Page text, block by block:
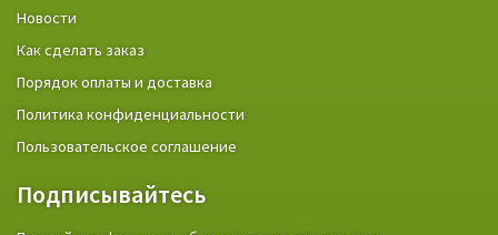
Новости
Как сделать заказ
Порядок оплаты и доставка
Политика конфиденциальности
Пользовательское соглашение
Подписывайтесь